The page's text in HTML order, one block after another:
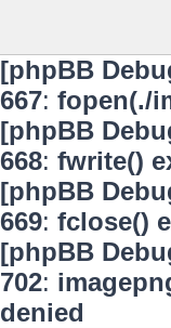
[phpBB
667: fopen(./
[phpBB
668: fwrite()
[phpBB
669: fclose()
[phpBB
702:
denied